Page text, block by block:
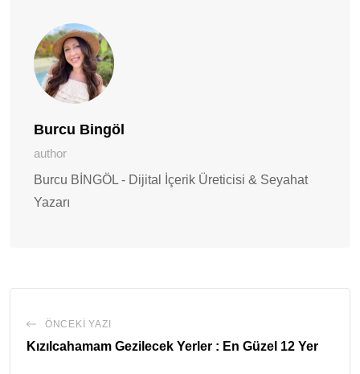
Burcu Bingöl
author
Burcu BİNGÖL - Dijital İçerik Üreticisi & Seyahat
Yazarı
ÖNCEKI YAZI
Kızılcahamam Gezilecek Yerler : En Güzel 12 Yer